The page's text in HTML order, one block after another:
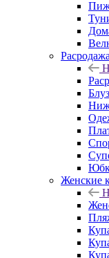
Расродажа
Женские